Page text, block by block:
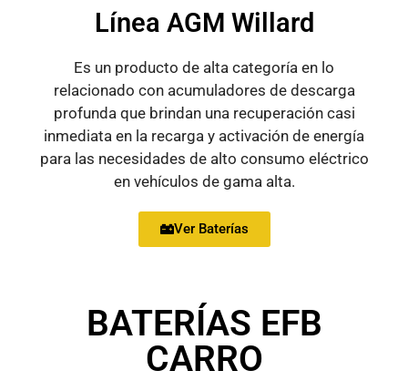
Línea AGM Willard
Es un producto de alta categoría en lo
relacionado con acumuladores de descarga
profunda que brindan una recuperación casi
inmediata en la recarga y activación de energía
para las necesidades de alto consumo eléctrico
en vehículos de gama alta.
Ver Baterías
BATERÍAS EFB
CARRO